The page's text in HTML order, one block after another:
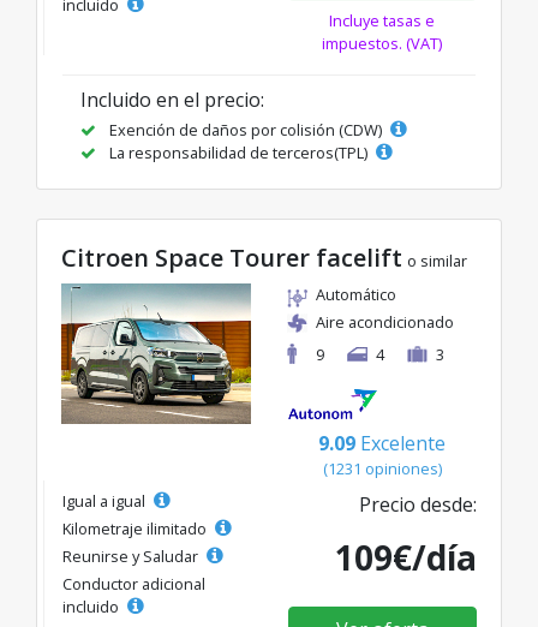
incluido
Incluye tasas e
impuestos. (VAT)
Incluido en el precio:
Exención de daños por colisión (CDW)
La responsabilidad de terceros(TPL)
Citroen Space Tourer facelift o similar
Automático
Aire acondicionado
9
4 3
9.09 Excelente
(1231 opiniones)
Igual a igual
Kilometraje ilimitado
Reunirse y Saludar
Conductor adicional
incluido
Precio desde:
109€/día